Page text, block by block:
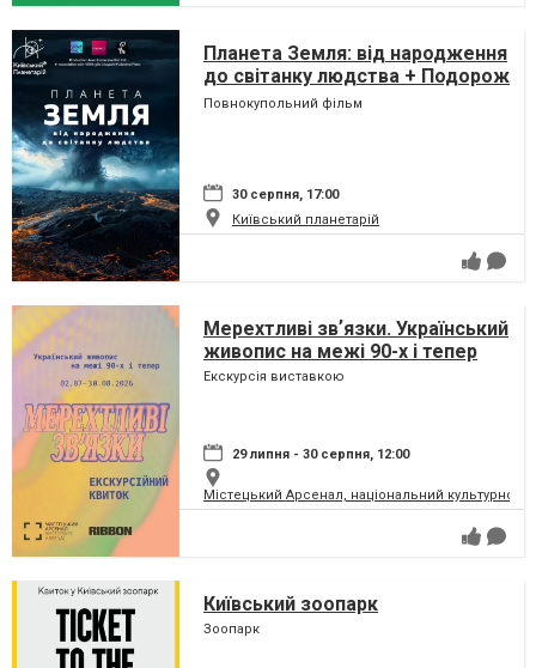
Планета Земля: від народження
до світанку людства + Подорож
сузір'ями (класична програма)
Повнокупольний фільм
30 серпня, 17:00
Київський планетарій
Мерехтливі звʼязки. Український
живопис на межі 90-х і тепер
Екскурсія виставкою
29 липня - 30 серпня, 12:00
Містецький Арсенал, національний культурно-
Київський зоопарк
Зоопарк